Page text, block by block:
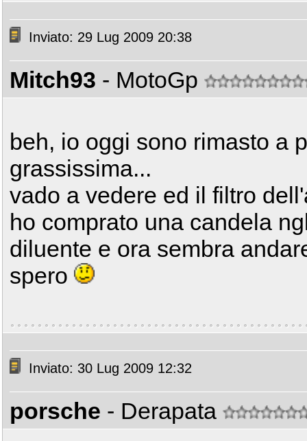
Inviato: 29 Lug 2009 20:38
Mitch93 - MotoGp
beh, io oggi sono rimasto a
grassissima...
vado a vedere ed il filtro
ho comprato una candela
diluente e ora sembra
spero
Inviato: 30 Lug 2009 12:32
porsche - Derapata